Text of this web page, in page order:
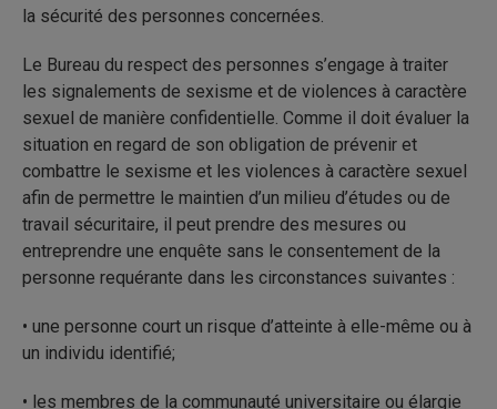
la sécurité des personnes concernées.
Le Bureau du respect des personnes s’engage à traiter
les signalements de sexisme et de violences à caractère
sexuel de manière confidentielle. Comme il doit évaluer la
situation en regard de son obligation de prévenir et
combattre le sexisme et les violences à caractère sexuel
afin de permettre le maintien d’un milieu d’études ou de
travail sécuritaire, il peut prendre des mesures ou
entreprendre une enquête sans le consentement de la
personne requérante dans les circonstances suivantes :
• une personne court un risque d’atteinte à elle-même ou à
un individu identifié;
• les membres de la communauté universitaire ou élargie